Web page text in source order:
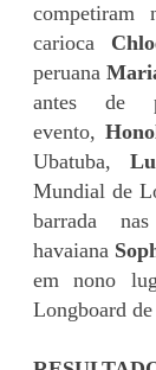
competiram
carioca
peruana
antes de
evento,
Ubatuba,
Mundial de
barrada
havaiana
em nono
Longboard